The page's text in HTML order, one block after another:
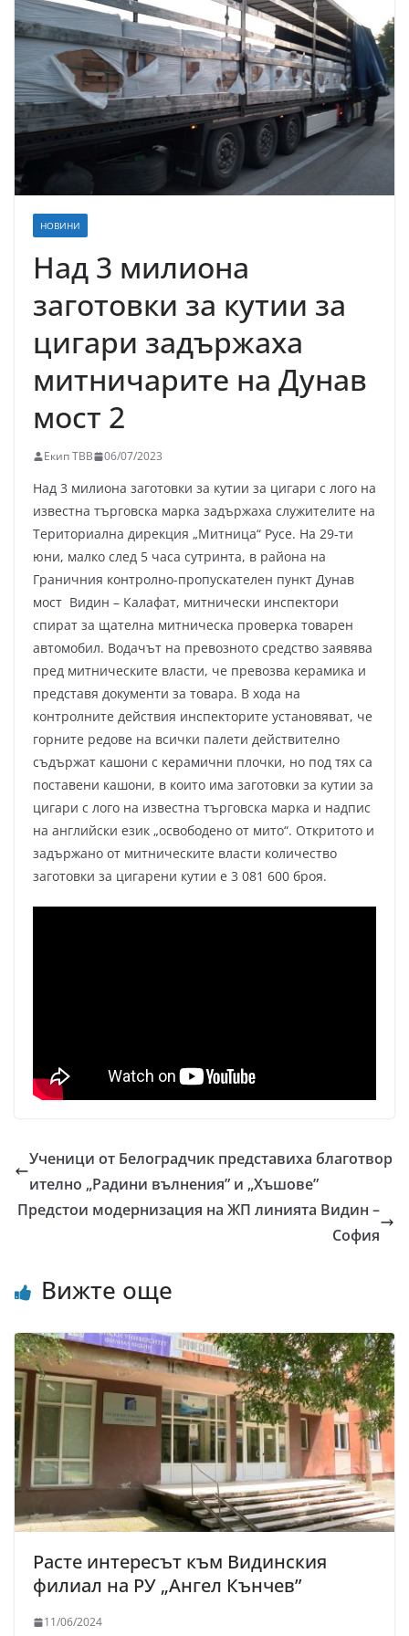
НОВИНИ
Над 3 милиона
заготовки за кутии за
цигари задържаха
митничарите на Дунав
мост 2
Екип ТВВ 06/07/2023
Над 3 милиона заготовки за кутии за цигари с лого на
известна търговска марка задържаха служителите на
Териториална дирекция „Митница“ Русе. На 29-ти
юни, малко след 5 часа сутринта, в района на
Граничния контролно-пропускателен пункт Дунав
мост Видин – Калафат, митнически инспектори
спират за щателна митническа проверка товарен
автомобил. Водачът на превозното средство заявява
пред митническите власти, че превозва керамика и
представя документи за товара. В хода на
контролните действия инспекторите установяват, че
горните редове на всички палети действително
съдържат кашони с керамични плочки, но под тях са
поставени кашони, в които има заготовки за кутии за
цигари с лого на известна търговска марка и надпис
на английски език „освободено от мито“. Откритото и
задържано от митническите власти количество
заготовки за цигарени кутии е 3 081 600 броя.
Ученици от Белоградчик представиха благотвор
ително „Радини вълнения” и „Хъшове”
Предстои модернизация на ЖП линията Видин –
София
Вижте още
Расте интересът към Видинския
филиал на РУ „Ангел Кънчев”
11/06/2024